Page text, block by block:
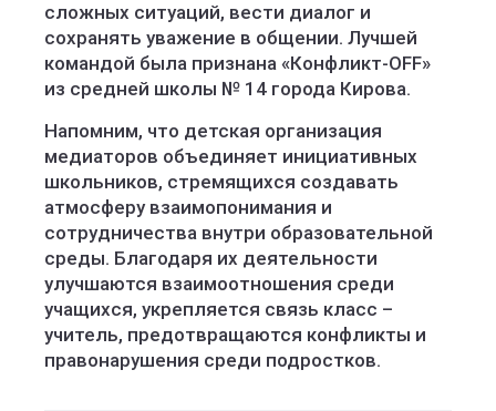
сложных ситуаций, вести диалог и
сохранять уважение в общении. Лучшей
командой была признана «Конфликт-OFF»
из средней школы № 14 города Кирова.
Напомним, что детская организация
медиаторов объединяет инициативных
школьников, стремящихся создавать
атмосферу взаимопонимания и
сотрудничества внутри образовательной
среды. Благодаря их деятельности
улучшаются взаимоотношения среди
учащихся, укрепляется связь класс –
учитель, предотвращаются конфликты и
правонарушения среди подростков.